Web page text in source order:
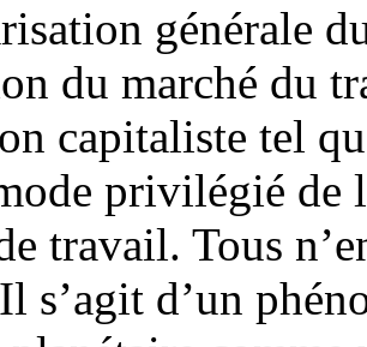
générale
du marché du
capitaliste tel
privilégié de
travail. Tous
s’agit d’un